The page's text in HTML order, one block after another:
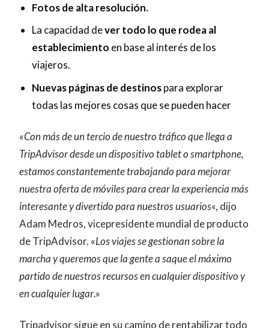
Fotos de alta resolución.
La capacidad dever todo lo que rodea al
establecimiento en base al interés de los
viajeros.
Nuevas páginas de destinospara explorar
todas las mejores cosas que se pueden hacer
«Con más de un tercio de nuestro tráfico que llega a
TripAdvisor desde un dispositivo tablet o smartphone,
estamos constantemente trabajando para mejorar
nuestra oferta de móviles para crear la experiencia más
interesante y divertido para nuestros usuarios«, dijo
Adam Medros, vicepresidente mundial de producto
de TripAdvisor. «Los viajes se gestionan sobre la
marcha y queremos que la gente a saque el máximo
partido de nuestros recursos en cualquier dispositivo y
en cualquier lugar.»
Tripadvisor sigue en su camino de rentabilizar todo